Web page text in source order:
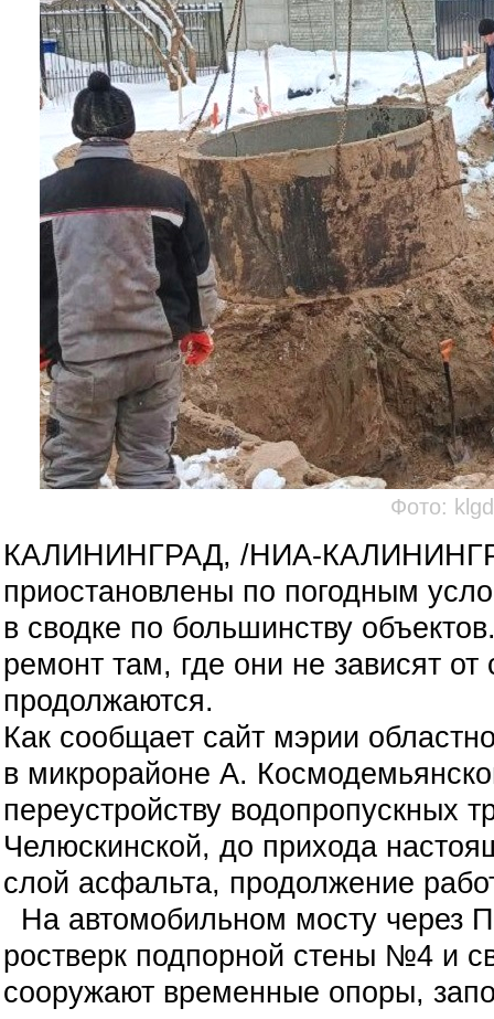
Фото:
КАЛИНИНГРАД, /НИА-
приостановлены по погодным
в сводке по большинству
ремонт там, где они не зависят от
продолжаются.
Как сообщает сайт мэрии
в микрорайоне А.
переустройству водопропускных
Челюскинской, до прихода
слой асфальта, продолжение
На автомобильном мосту через
ростверк подпорной стены №4 и
сооружают временные опоры,